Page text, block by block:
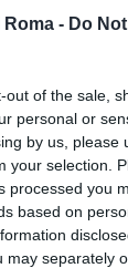
Roma - Do
out of the sale,
personal or
by us, please
your selection.
processed you
based on
may separately
abusiva